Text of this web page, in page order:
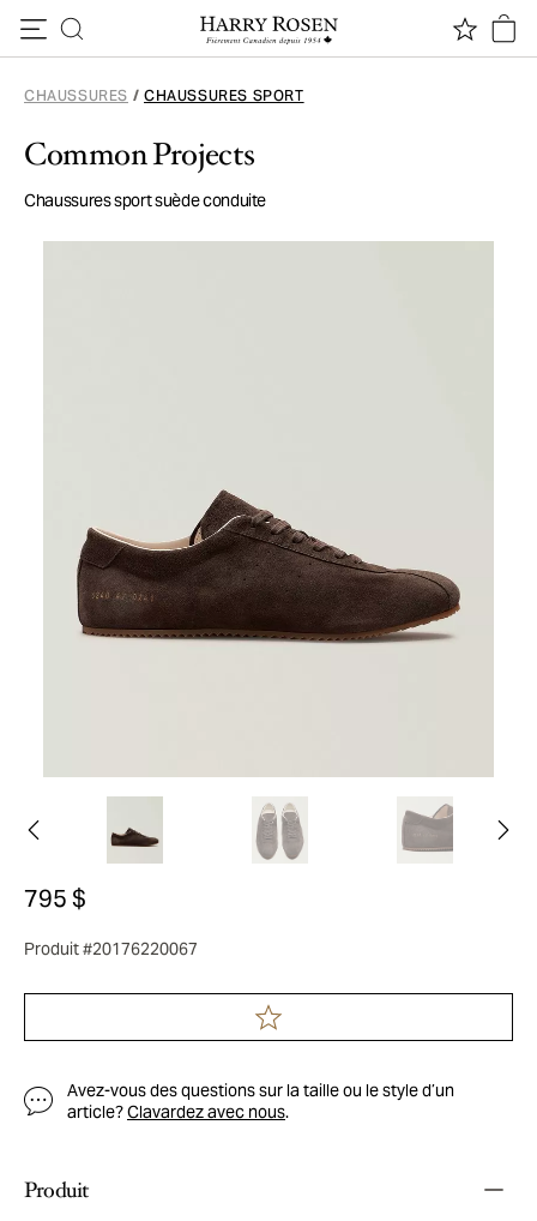
CHAUSSURES / CHAUSSURES SPORT
Common Projects
Chaussures sport suède conduite
795 $
Produit #20176220067
Avez-vous des questions sur la taille ou le style d’un
article?Clavardez avec nous.
Produit